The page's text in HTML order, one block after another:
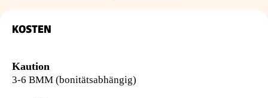
KOSTEN
Kaution
3-6 BMM (bonitätsabhängig)